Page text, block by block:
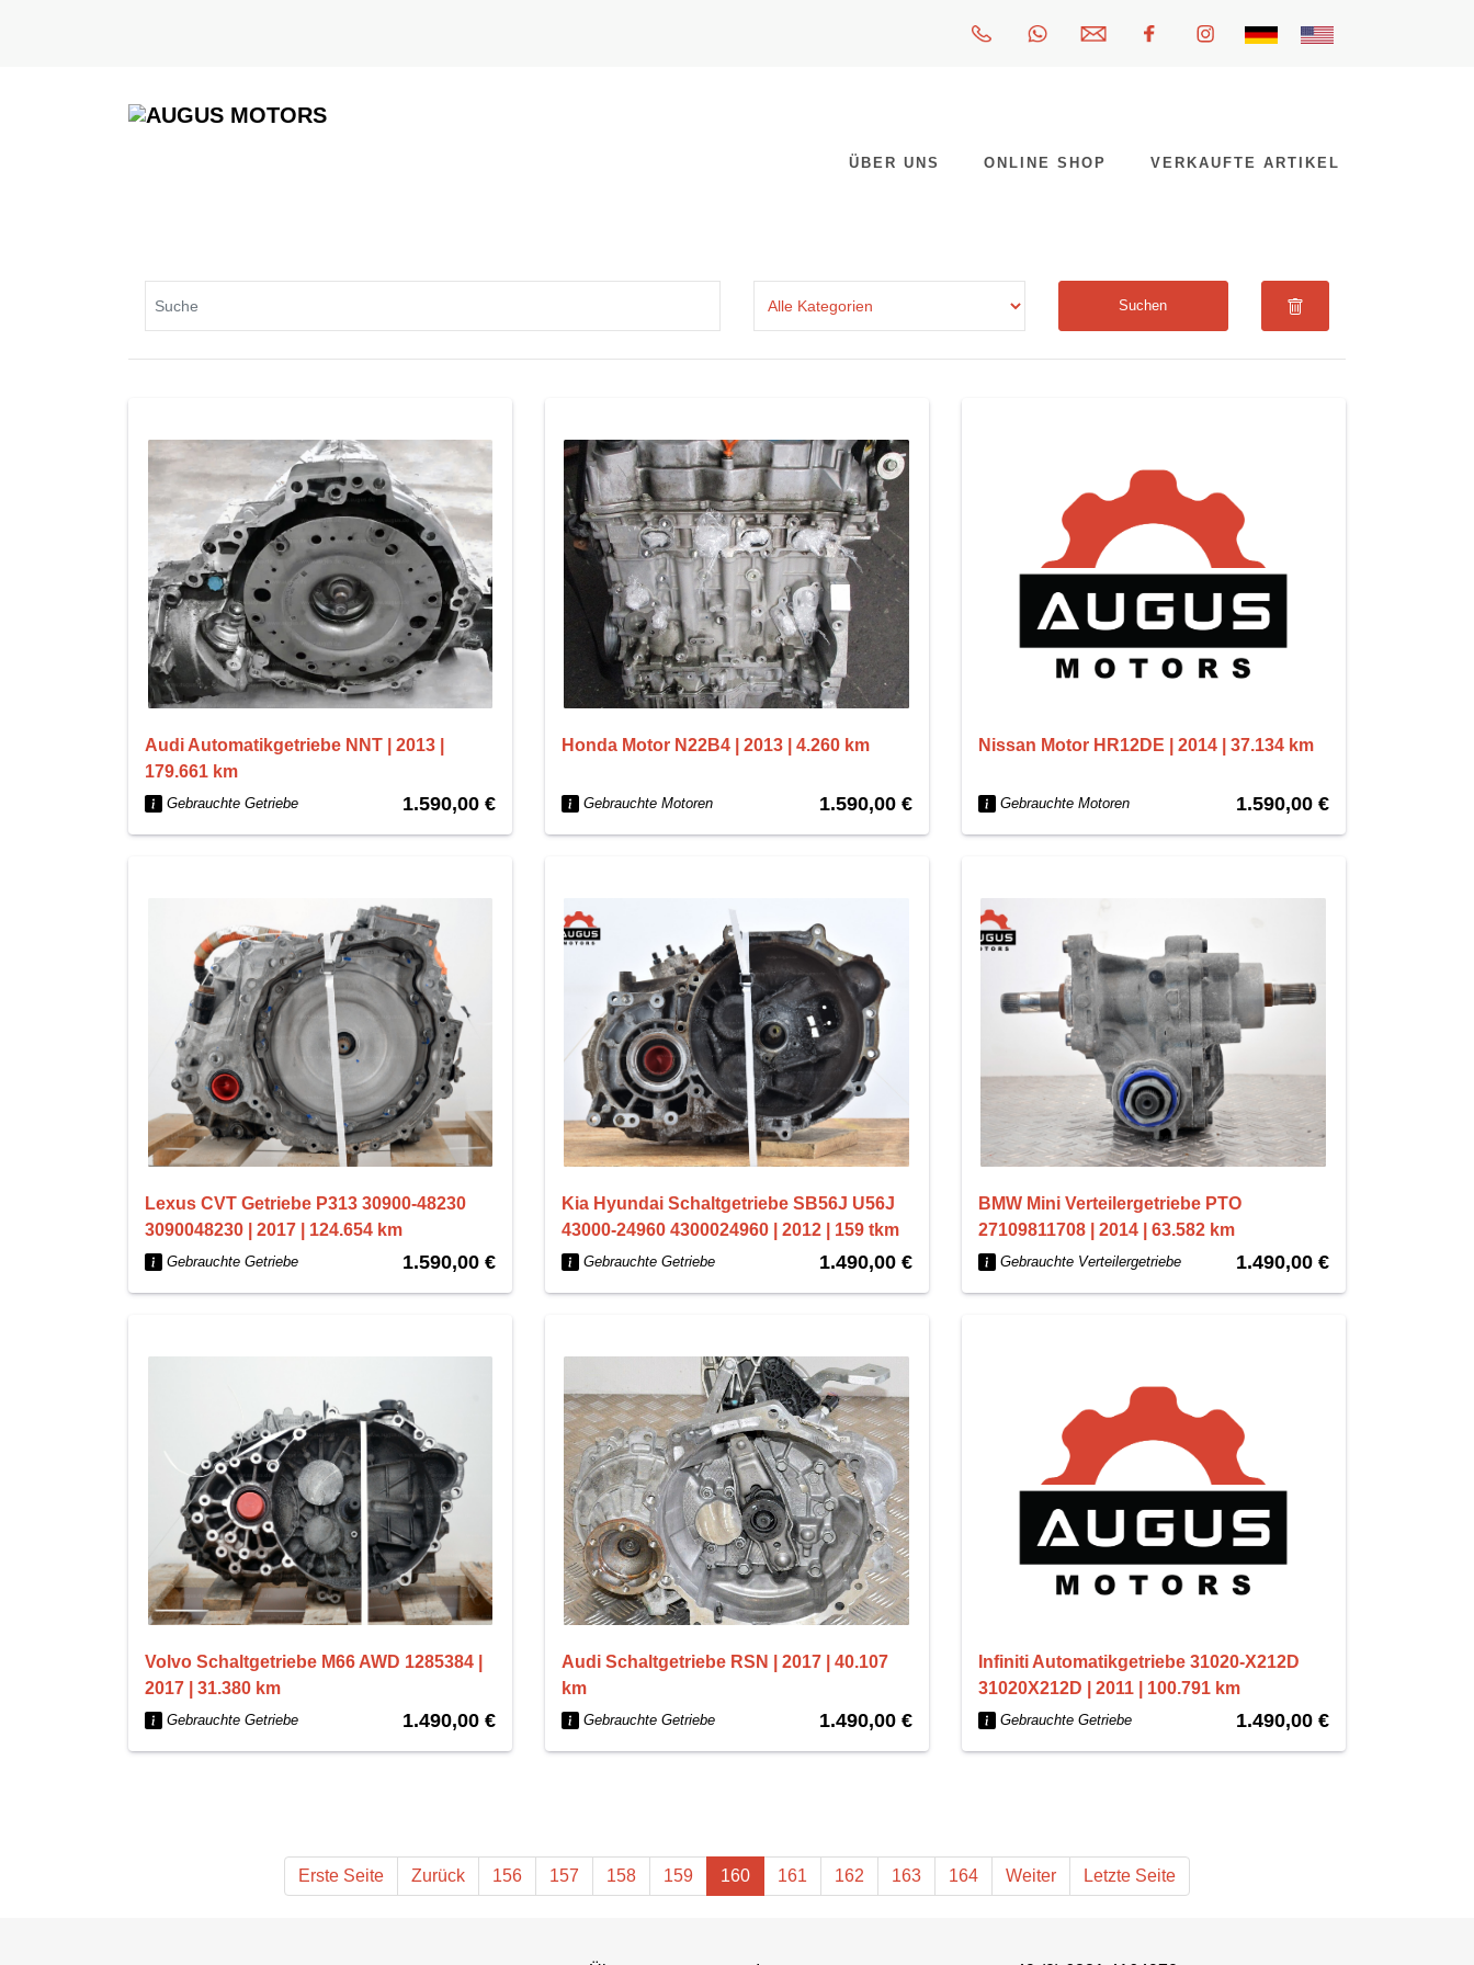
ÜBER UNS ONLINE SHOP VERKAUFTE ARTIKEL
Suchen
Audi Automatikgetriebe NNT | 2013 |
179.661 km
Gebrauchte Getriebe 1.590,00 €
Honda Motor N22B4 | 2013 | 4.260 km
Gebrauchte Motoren 1.590,00 €
Nissan Motor HR12DE | 2014 | 37.134 km
Gebrauchte Motoren 1.590,00 €
Lexus CVT Getriebe P313 30900-48230
3090048230 | 2017 | 124.654 km
Gebrauchte Getriebe 1.590,00 €
Kia Hyundai Schaltgetriebe SB56J U56J
43000-24960 4300024960 | 2012 | 159 tkm
Gebrauchte Getriebe 1.490,00 €
BMW Mini Verteilergetriebe PTO
27109811708 | 2014 | 63.582 km
Gebrauchte Verteilergetriebe 1.490,00 €
Volvo Schaltgetriebe M66 AWD 1285384 |
2017 | 31.380 km
Gebrauchte Getriebe 1.490,00 €
Audi Schaltgetriebe RSN | 2017 | 40.107
km
Gebrauchte Getriebe 1.490,00 €
Infiniti Automatikgetriebe 31020-X212D
31020X212D | 2011 | 100.791 km
Gebrauchte Getriebe 1.490,00 €
Erste Seite Zurück 156 157 158 159 160 161 162 163 164 Weiter Letzte Seite